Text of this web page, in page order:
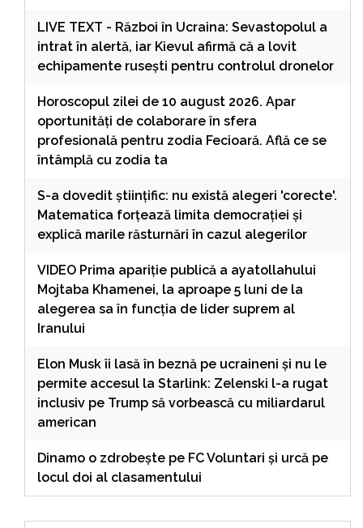
LIVE TEXT - Război în Ucraina: Sevastopolul a
intrat în alertă, iar Kievul afirmă că a lovit
echipamente rusești pentru controlul dronelor
Horoscopul zilei de 10 august 2026. Apar
oportunități de colaborare în sfera
profesională pentru zodia Fecioară. Află ce se
întâmplă cu zodia ta
S-a dovedit științific: nu există alegeri 'corecte'.
Matematica forțează limita democrației și
explică marile răsturnări în cazul alegerilor
VIDEO Prima apariție publică a ayatollahului
Mojtaba Khamenei, la aproape 5 luni de la
alegerea sa în funcția de lider suprem al
Iranului
Elon Musk îi lasă în beznă pe ucraineni și nu le
permite accesul la Starlink: Zelenski l-a rugat
inclusiv pe Trump să vorbească cu miliardarul
american
Dinamo o zdrobește pe FC Voluntari și urcă pe
locul doi al clasamentului